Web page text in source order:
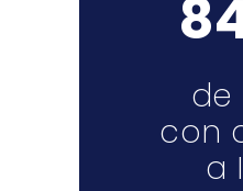
de
con
a